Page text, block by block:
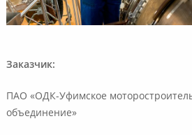
Заказчик:
ПАО «ОДК-Уфимское
объединение»